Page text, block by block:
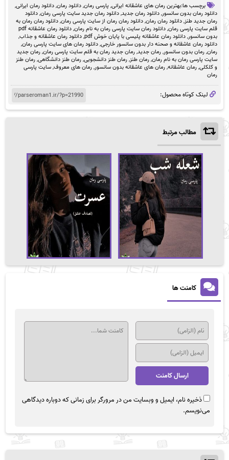
بود.
است.
برچسب ها:بهترین رمان های عاشقانه ایرانی, پارسی رمان,دانلود رمان,دانلود رمان ایرانی,
دانلود رمان بدون سانسور,دانلود رمان جدید,دانلود رمان جدید سایت پارسی رمان,دانلود
رمان جدید طنز,دانلود رمان رمان,دانلود رمان رمان از سایت پارسی رمان,دانلود رمان رمان به
قلم سایت پارسی رمان,دانلود رمان سایت پارسی رمان به نام رمان,
دانلود رمان عاشقانه pdf
بدون سانسور,دانلود رمان عاشقانه پلیسی با پایان خوش pdf ,دانلود رمان عاشقانه و جذاب,
دانلود رمان عاشقانه و صحنه دار بدون سانسور خارجی,دانلود رمان های سایت پارسی رمان,
رمان,رمان بدون سانسور,رمان جدید,رمان جدید رمان به قلم سایت پارسی رمان,رمان جدید
سایت پارسی رمان به نام رمان,رمان طنز,رمان طنز دانشجویی,رمان طنز دانشگاهی,رمان طنز
و کلکلی,رمان عاشقانه,رمان های عاشقانه بدون سانسور,رمان های معروف,سایت پارسی
رمان
لینک کوتاه محصول:
مطالب مرتبط
کامنت ها
ذخیره نام، ایمیل و وبسایت من در مرورگر برای زمانی که دوباره دیدگاهی
می‌نویسم.